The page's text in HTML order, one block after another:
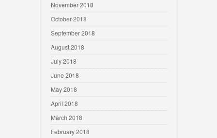
November 2018
October 2018
September 2018
August 2018
July 2018
June 2018
May 2018
April 2018
March 2018
February 2018